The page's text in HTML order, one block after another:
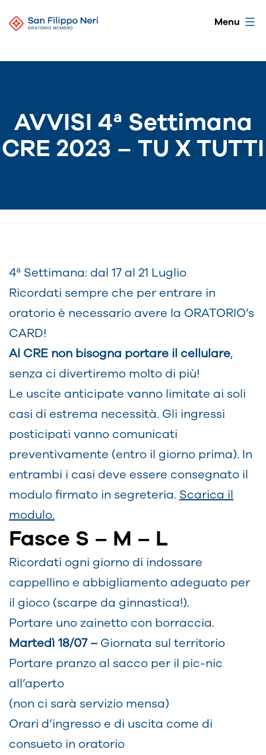
al
Oratorio
di
Menu
AVVISI 4ª Settimana
CRE 2023 – TU X TUTTI
4ª Settimana: dal 17 al 21 Luglio
Ricordati sempre che per entrare in
oratorio è necessario avere la ORATORIO’s
CARD!
Al CRE non bisogna portare il cellulare,
senza ci divertiremo molto di più!
Le uscite anticipate vanno limitate ai soli
casi di estrema necessità. Gli ingressi
posticipati vanno comunicati
preventivamente (entro il giorno prima). In
entrambi i casi deve essere consegnato il
modulo firmato in segreteria. Scarica il
modulo.
Fasce S – M – L
Ricordati ogni giorno di indossare
cappellino e abbigliamento adeguato per
il gioco (scarpe da ginnastica!).
Portare uno zainetto con borraccia.
Martedì 18/07 – Giornata sul territorio
Portare pranzo al sacco per il pic-nic
all’aperto
(non ci sarà servizio mensa)
Orari d’ingresso e di uscita come di
consueto in oratorio